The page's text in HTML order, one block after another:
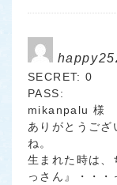
SECRET: 0
PASS:
mikanpalu 様
ありがとうご
ね。
生まれた時は、
っさん』・・